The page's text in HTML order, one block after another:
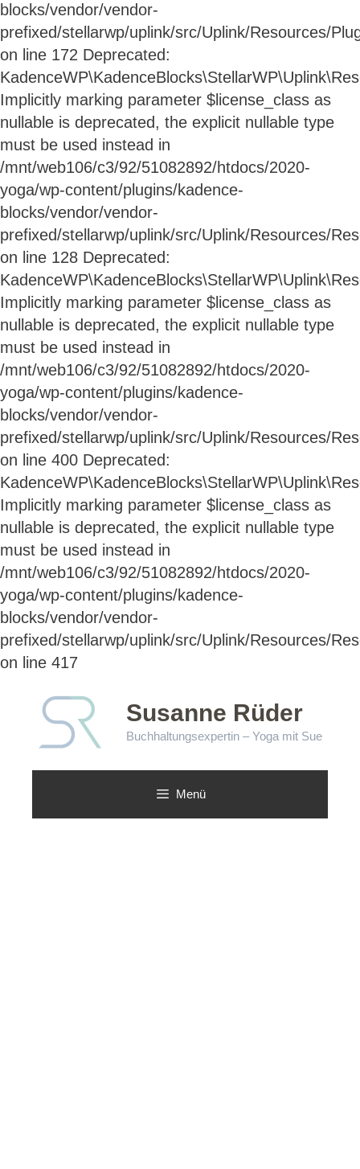
blocks/vendor/vendor-
prefixed/stellarwp/uplink/src/Uplink/Resources/
on line 172 Deprecated:
Implicitly marking parameter $license_class as
nullable is deprecated, the explicit nullable type
must be used instead in
/mnt/web106/c3/92/51082892/htdocs/2020-
yoga/wp-content/plugins/kadence-
blocks/vendor/vendor-
prefixed/stellarwp/uplink/src/Uplink/Resources/
on line 128 Deprecated:
Implicitly marking parameter $license_class as
nullable is deprecated, the explicit nullable type
must be used instead in
/mnt/web106/c3/92/51082892/htdocs/2020-
yoga/wp-content/plugins/kadence-
blocks/vendor/vendor-
prefixed/stellarwp/uplink/src/Uplink/Resources/
on line 400 Deprecated:
Implicitly marking parameter $license_class as
nullable is deprecated, the explicit nullable type
must be used instead in
/mnt/web106/c3/92/51082892/htdocs/2020-
yoga/wp-content/plugins/kadence-
blocks/vendor/vendor-
prefixed/stellarwp/uplink/src/Uplink/Resources/
on line 417Zum
springenSusanne Rüder
Buchhaltungsexpertin – Yoga mit Sue
Menü